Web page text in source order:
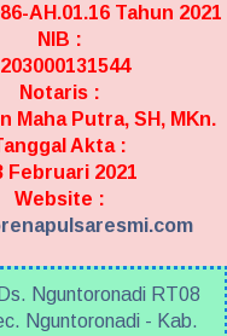
AH.01.16 Tahun 2021
NIB :
Notaris :
Maha Putra, SH, MKn.
Akta :
Februari 2021
Website :
Nguntoronadi RT08
Nguntoronadi - Kab.